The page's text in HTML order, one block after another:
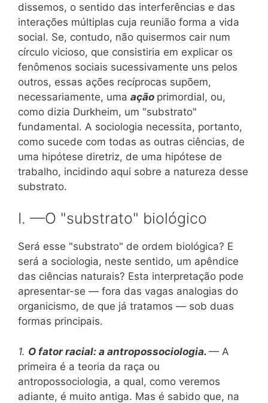
dissemos, o sentido das interferências e das
interações múltiplas cuja reunião forma a vida
social. Se, contudo, não quisermos cair num
círculo vicioso, que consistiria em explicar os
fenômenos sociais sucessivamente uns pelos
outros, essas ações recíprocas supõem,
necessariamente, uma ação primordial, ou,
como dizia Durkheim, um "substrato"
fundamental. A sociologia necessita, portanto,
como sucede com todas as outras ciências, de
uma hipótese diretriz, de uma hipótese de
trabalho, incidindo aqui sobre a natureza desse
substrato.
I. —O "substrato" biológico
Será esse "substrato" de ordem biológica? E
será a sociologia, neste sentido, um apêndice
das ciências naturais? Esta interpretação pode
apresentar-se — fora das vagas analogias do
organicismo, de que já tratamos — sob duas
formas principais.
1. O fator racial: a antropossociologia. — A
primeira é a teoria da raça ou
antropossociologia, a qual, como veremos
adiante, é muito antiga. Mas é sabido que, na